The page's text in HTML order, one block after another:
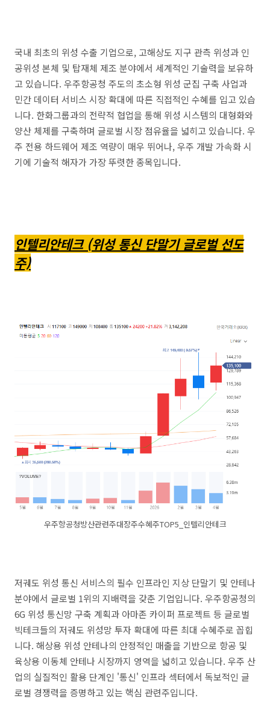
국내 최초의 위성 수출 기업으로, 고해상도 지구 관측 위성과 인
공위성 본체 및 탑재체 제조 분야에서 세계적인 기술력을 보유하
고 있습니다. 우주항공청 주도의 초소형 위성 군집 구축 사업과
민간 데이터 서비스 시장 확대에 따른 직접적인 수혜를 입고 있습
니다. 한화그룹과의 전략적 협업을 통해 위성 시스템의 대형화와
양산 체제를 구축하며 글로벌 시장 점유율을 넓히고 있습니다. 우
주 전용 하드웨어 제조 역량이 매우 뛰어나, 우주 개발 가속화 시
기에 기술적 해자가 가장 뚜렷한 종목입니다.
인텔리안테크 (위성 통신 단말기 글로벌 선도
주)
우주항공청방산관련주대장주수혜주TOP5_인텔리안테크
저궤도 위성 통신 서비스의 필수 인프라인 지상 단말기 및 안테나
분야에서 글로벌 1위의 지배력을 갖춘 기업입니다. 우주항공청의
6G 위성 통신망 구축 계획과 아마존 카이퍼 프로젝트 등 글로벌
빅테크들의 저궤도 위성망 투자 확대에 따른 최대 수혜주로 꼽힙
니다. 해상용 위성 안테나의 안정적인 매출을 기반으로 항공 및
육상용 이동체 안테나 시장까지 영역을 넓히고 있습니다. 우주 산
업의 실질적인 활용 단계인 '통신' 인프라 섹터에서 독보적인 글
로벌 경쟁력을 증명하고 있는 핵심 관련주입니다.